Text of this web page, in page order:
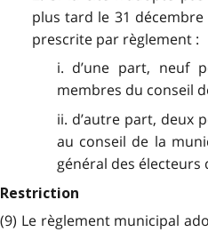
plus tard le 31
prescrite par règlement :
i. d’une part, neuf
membres du conseil
ii. d’autre part, deux
au conseil de la
général des électeurs
Restriction
(9) Le règlement municipal